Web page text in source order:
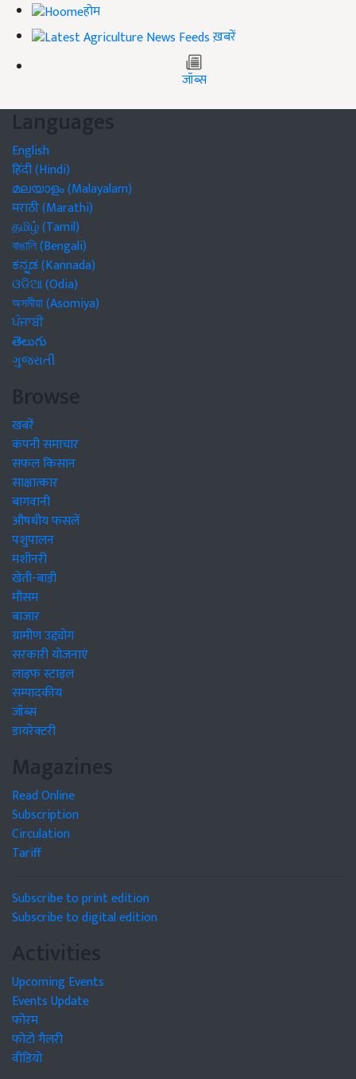
होम
ख़बरें
जॉब्स
Languages
English
हिंदी (Hindi)
മലയാളം (Malayalam)
मराठी (Marathi)
தமிழ் (Tamil)
বাঙালি (Bengali)
ಕನ್ನಡ (Kannada)
ଓଡିଆ (Odia)
অসমীয়া (Asomiya)
ਪੰਜਾਬੀ
తెలుగు
ગુજરાતી
Browse
खबरें
कंपनी समाचार
सफल किसान
साक्षात्कार
बागवानी
औषधीय फसलें
पशुपालन
मशीनरी
खेती-बाड़ी
मौसम
बाजार
ग्रामीण उद्द्योग
सरकारी योजनाएं
लाइफ स्टाइल
सम्पादकीय
जॉब्स
डायरेक्टरी
Magazines
Read Online
Subscription
Circulation
Tariff
Subscribe to print edition
Subscribe to digital edition
Activities
Upcoming Events
Events Update
फोरम
फोटो गैलरी
वीडियो